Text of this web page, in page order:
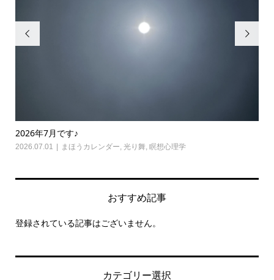

2026年7月です♪
2026.07.01 まほうカレンダー, 光り舞, 瞑想心理学

おすすめ記事
登録されている記事はございません。
カテゴリー選択